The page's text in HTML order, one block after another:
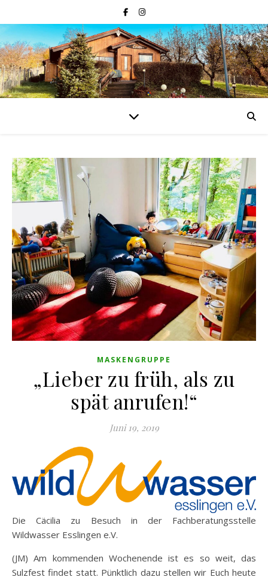
MASKENGRUPPE
„Lieber zu früh, als zu
spät anrufen!“
Juni 19, 2019
Die Cäcilia zu Besuch in der Fachberatungsstelle
Wildwasser Esslingen e.V.
(JM) Am kommenden Wochenende ist es so weit, das
Sulzfest findet statt. Pünktlich dazu stellen wir Euch heute